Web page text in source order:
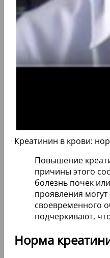
Креатинин в крови:
Повышение
причины этого
болезнь почек
проявления
своевременного
подчеркивают,
Норма